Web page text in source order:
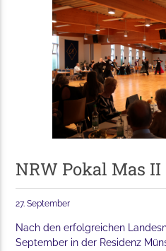
NRW Pokal Mas
27. September
Nach den erfolgreichen
September in der Residenz